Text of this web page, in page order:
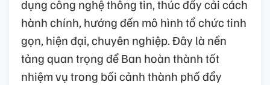
dụng công nghệ thông tin, thúc đẩy cải cách
hành chính, hướng đến mô hình tổ chức tinh
gọn, hiện đại, chuyên nghiệp. Đây là nền
tảng quan trọng để Ban hoàn thành tốt
nhiệm vụ trong bối cảnh thành phố đẩy